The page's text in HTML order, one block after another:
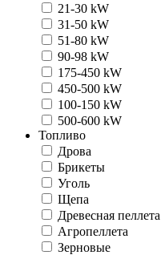
21-30 kW
31-50 kW
51-80 kW
90-98 kW
175-450 kW
450-500 kW
100-150 kW
500-600 kW
Топливо
Дрова
Брикеты
Уголь
Щепа
Древесная пеллета
Агропеллета
Зерновые